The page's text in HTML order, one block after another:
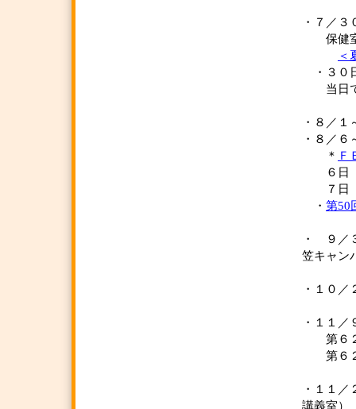
・７／
保健室
＜
・３０
当日で
・８／
・８／
＊ Ｆ
６日（
７日（
・ 第50
・ ９
笠キャン
・１０
・１１
第６２
第６２
・１１
講義室